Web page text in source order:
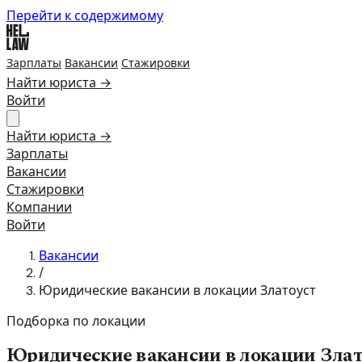
Перейти к содержимому
Зарплаты Вакансии Стажировки
Найти юриста →
Войти
Найти юриста →
Зарплаты
Вакансии
Стажировки
Компании
Войти
Вакансии
/
Юридические вакансии в локации Златоуст
Подборка по локации
Юридические вакансии в локации